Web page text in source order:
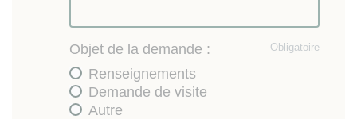
Obligatoire
Objet de la demande :
Renseignements
Demande de visite
Autre